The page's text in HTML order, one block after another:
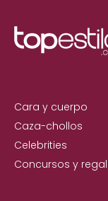
Cara y cuerpo
Caza-chollos
Celebrities
Concursos y